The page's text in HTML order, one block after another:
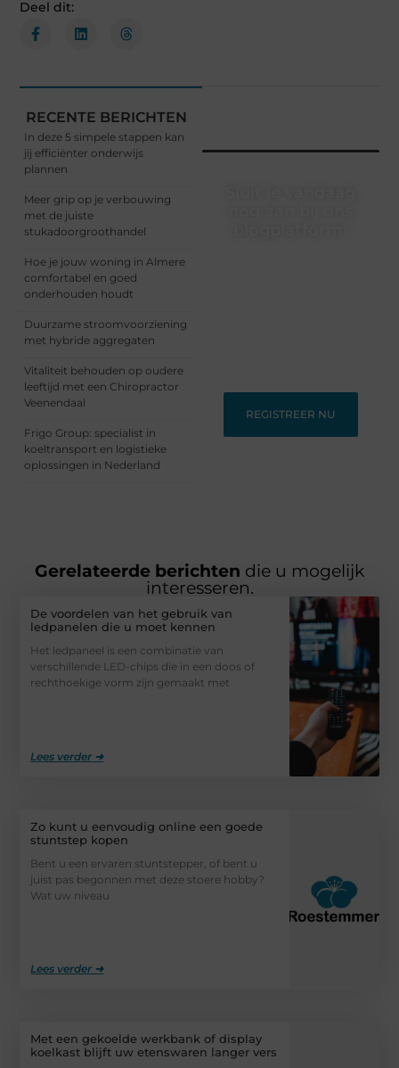
Deel dit:
RECENTE BERICHTEN
In deze 5 simpele stappen kan
jij efficiënter onderwijs
plannen
Meer grip op je verbouwing
met de juiste
stukadoorgroothandel
Hoe je jouw woning in Almere
comfortabel en goed
onderhouden houdt
Duurzame stroomvoorziening
met hybride aggregaten
Vitaliteit behouden op oudere
leeftijd met een Chiropractor
Veenendaal
Frigo Group: specialist in
koeltransport en logistieke
oplossingen in Nederland
REGISTREER NU
Gerelateerde berichten die u mogelijk
interesseren.
De voordelen van het gebruik van
ledpanelen die u moet kennen
Het ledpaneel is een combinatie van
verschillende LED-chips die in een doos of
rechthoekige vorm zijn gemaakt met
Lees verder ➜
Zo kunt u eenvoudig online een goede
stuntstep kopen
Bent u een ervaren stuntstepper, of bent u
juist pas begonnen met deze stoere hobby?
Wat uw niveau
Lees verder ➜
Met een gekoelde werkbank of display
koelkast blijft uw etenswaren langer vers